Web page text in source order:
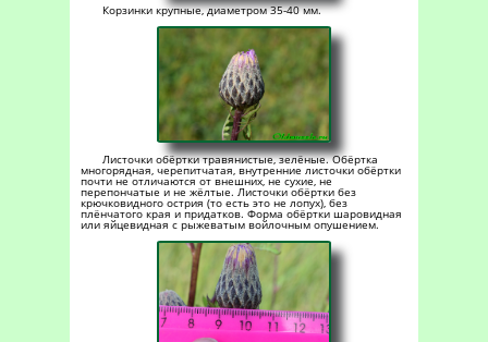
Корзинки крупные, диаметром 35-40 мм.
Листочки обёртки травянистые, зелёные. Обёртка
многорядная, черепитчатая, внутренние листочки обёртки
почти не отличаются от внешних, не сухие, не
перепончатые и не жёлтые. Листочки обёртки без
крючковидного острия (то есть это не лопух), без
плёнчатого края и придатков. Форма обёртки шаровидная
или яйцевидная с рыжеватым войлочным опушением.